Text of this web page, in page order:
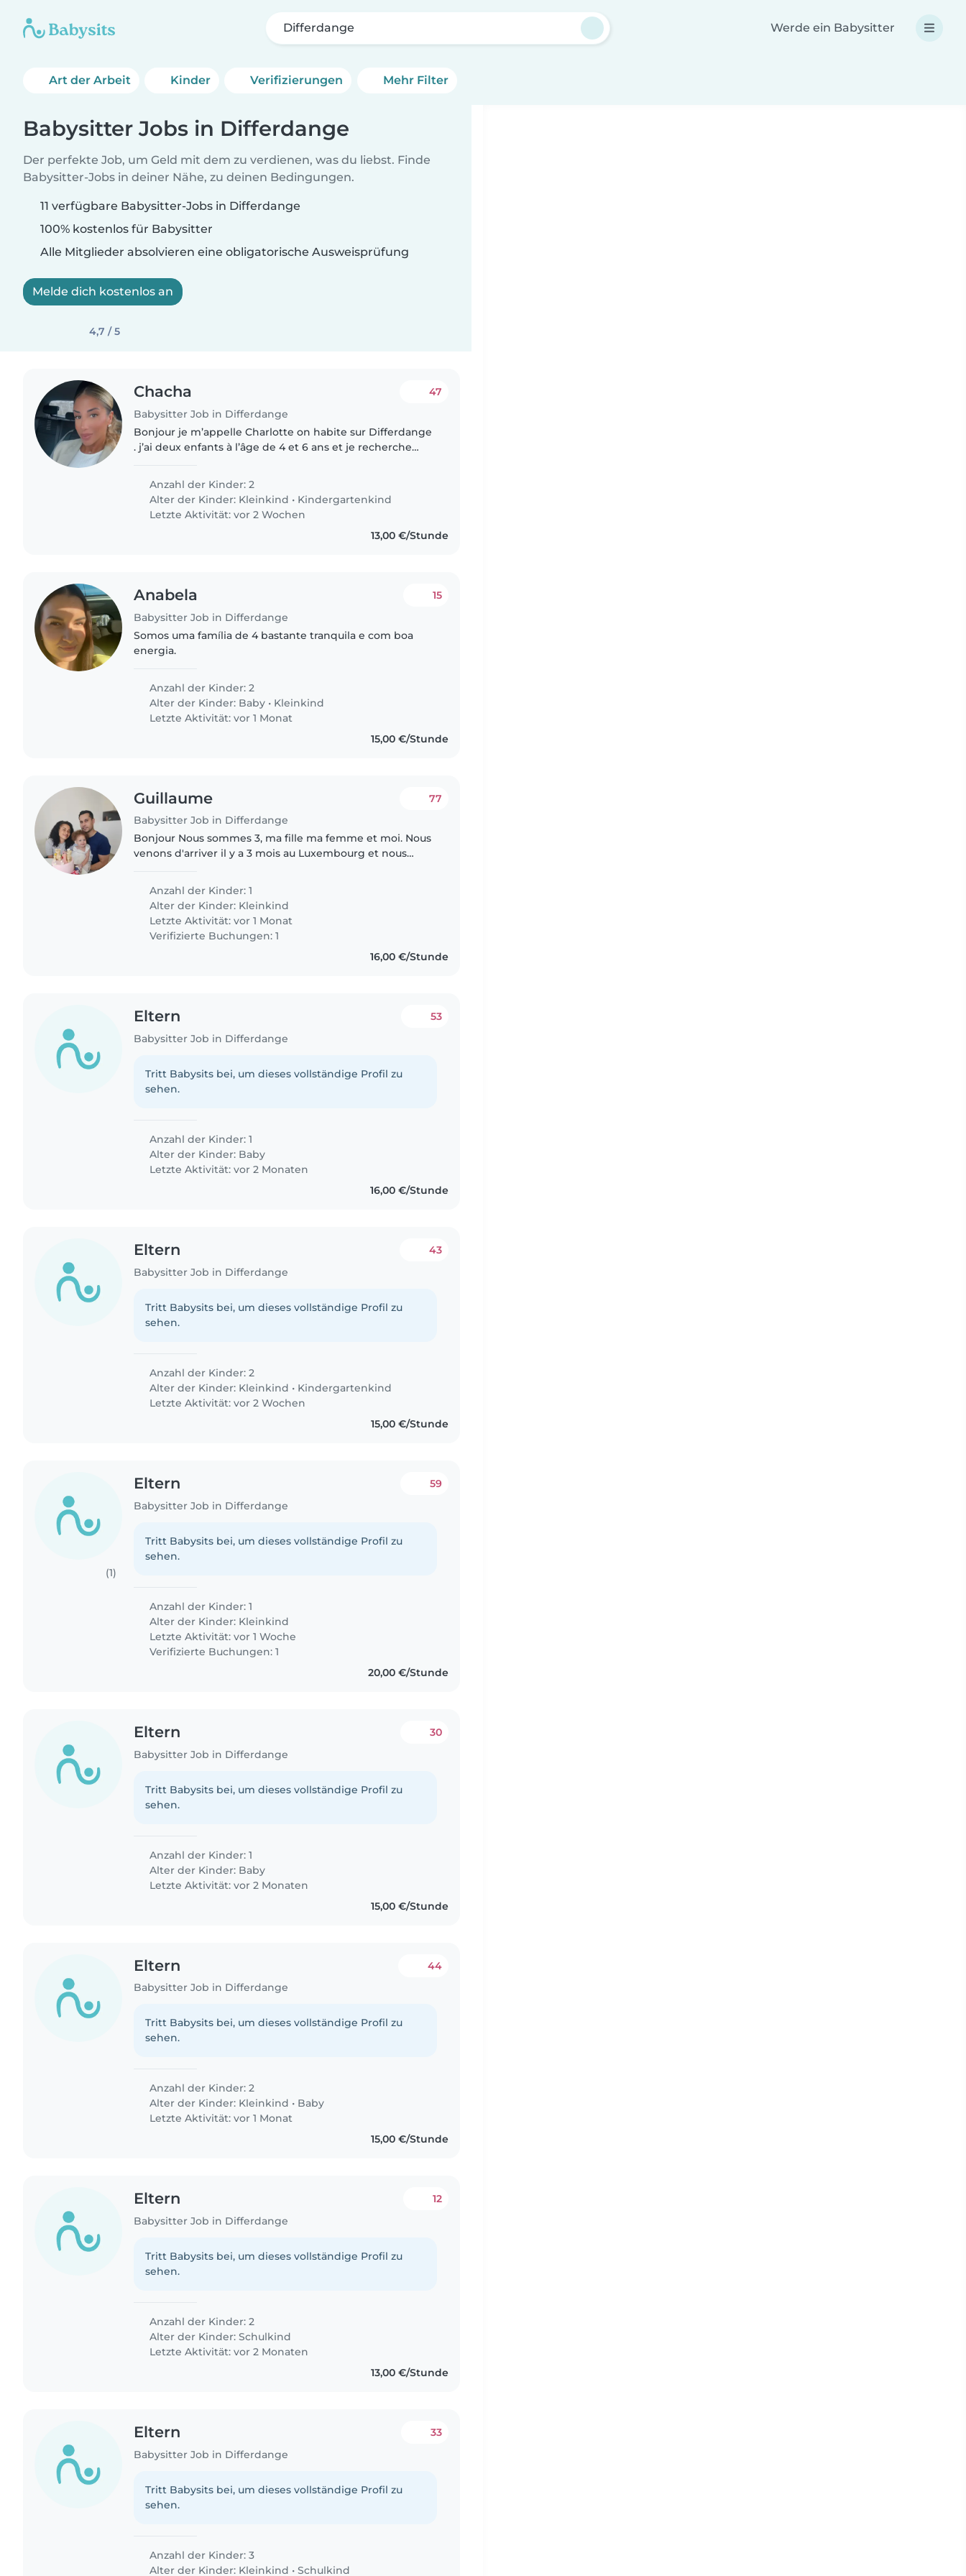
Differdange Werde ein Babysitter
Art der Arbeit Kinder Verifizierungen Mehr Filter
Babysitter Jobs in Differdange
Der perfekte Job, um Geld mit dem zu verdienen, was du liebst. Finde
Babysitter-Jobs in deiner Nähe, zu deinen Bedingungen.
11 verfügbare Babysitter-Jobs in Differdange
100% kostenlos für Babysitter
Alle Mitglieder absolvieren eine obligatorische Ausweisprüfung
Melde dich kostenlos an
4,7 / 5
Chacha
Babysitter Job in Differdange
47
Bonjour je m’appelle Charlotte on habite sur Differdange
. j’ai deux enfants à l’âge de 4 et 6 ans et je recherche
enfants le soir..
Anzahl der Kinder: 2
Alter der Kinder: Kleinkind • Kindergartenkind
Letzte Aktivität: vor 2 Wochen
13,00 €/Stunde
Anabela
Babysitter Job in Differdange
15
Somos uma família de 4 bastante tranquila e com boa
energia.
Anzahl der Kinder: 2
Alter der Kinder: Baby • Kleinkind
Letzte Aktivität: vor 1 Monat
15,00 €/Stunde
Guillaume
Babysitter Job in Differdange
77
Bonjour Nous sommes 3, ma fille ma femme et moi. Nous
venons d'arriver il y a 3 mois au Luxembourg et nous
temps en temps. Laya..
Anzahl der Kinder: 1
Alter der Kinder: Kleinkind
Letzte Aktivität: vor 1 Monat
Verifizierte Buchungen: 1
16,00 €/Stunde
Eltern
Babysitter Job in Differdange
53
Tritt Babysits bei, um dieses vollständige Profil zu
sehen.
Anzahl der Kinder: 1
Alter der Kinder: Baby
Letzte Aktivität: vor 2 Monaten
16,00 €/Stunde
Eltern
Babysitter Job in Differdange
43
Tritt Babysits bei, um dieses vollständige Profil zu
sehen.
Anzahl der Kinder: 2
Alter der Kinder: Kleinkind • Kindergartenkind
Letzte Aktivität: vor 2 Wochen
15,00 €/Stunde
(1)
Eltern
Babysitter Job in Differdange
59
Tritt Babysits bei, um dieses vollständige Profil zu
sehen.
Anzahl der Kinder: 1
Alter der Kinder: Kleinkind
Letzte Aktivität: vor 1 Woche
Verifizierte Buchungen: 1
20,00 €/Stunde
Eltern
Babysitter Job in Differdange
30
Tritt Babysits bei, um dieses vollständige Profil zu
sehen.
Anzahl der Kinder: 1
Alter der Kinder: Baby
Letzte Aktivität: vor 2 Monaten
15,00 €/Stunde
Eltern
Babysitter Job in Differdange
44
Tritt Babysits bei, um dieses vollständige Profil zu
sehen.
Anzahl der Kinder: 2
Alter der Kinder: Kleinkind • Baby
Letzte Aktivität: vor 1 Monat
15,00 €/Stunde
Eltern
Babysitter Job in Differdange
12
Tritt Babysits bei, um dieses vollständige Profil zu
sehen.
Anzahl der Kinder: 2
Alter der Kinder:Schulkind
Letzte Aktivität: vor 2 Monaten
13,00 €/Stunde
Eltern
Babysitter Job in Differdange
33
Tritt Babysits bei, um dieses vollständige Profil zu
sehen.
Anzahl der Kinder: 3
Alter der Kinder: Kleinkind •Schulkind